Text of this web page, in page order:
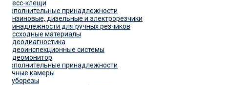
Пресс-клещи
Дополнительные принадлежности
Бензиновые, дизельные и электрорезчики
Принадлежности для ручных резчиков
Рассходные материалы
Видеодиагностика
Видеоинспекционные системы
Видеомонитор
Дополнительные принадлежности
Ручные камеры
Труборезы